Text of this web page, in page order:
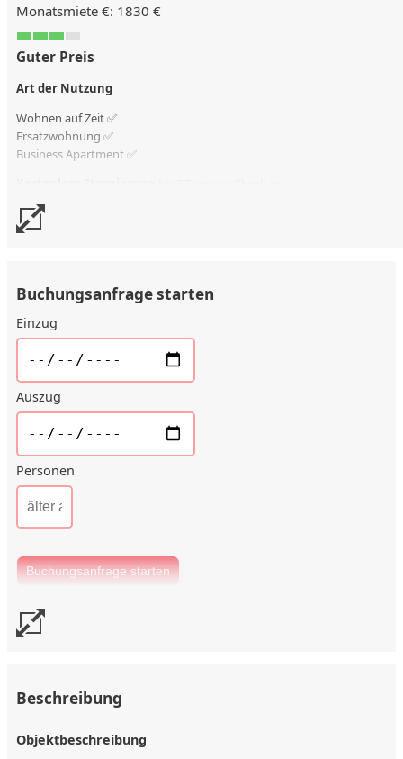
Monatsmiete €: 1830 €
Guter Preis
Art der Nutzung
Wohnen auf Zeit ✅
Ersatzwohnung ✅
Business Apartment ✅
Stornierungsgebühr
Buchungsanfrage starten
Einzug
Auszug
Personen
Beschreibung
Objektbeschreibung